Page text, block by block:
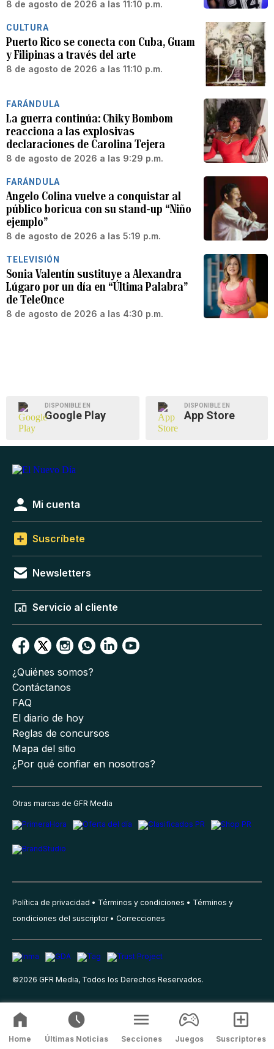
8 de agosto de 2026 a las 11:10 p.m.
CULTURA
Puerto Rico se conecta con Cuba, Guam
y Filipinas a través del arte
8 de agosto de 2026 a las 11:10 p.m.
FARÁNDULA
La guerra continúa: Chiky Bombom
reacciona a las explosivas
declaraciones de Carolina Tejera
8 de agosto de 2026 a las 9:29 p.m.
FARÁNDULA
Angelo Colina vuelve a conquistar al
público boricua con su stand-up “Niño
ejemplo”
8 de agosto de 2026 a las 5:19 p.m.
TELEVISIÓN
Sonia Valentín sustituye a Alexandra
Lúgaro por un día en “Última Palabra”
de TeleOnce
8 de agosto de 2026 a las 4:30 p.m.
DISPONIBLE EN
Google Play
DISPONIBLE EN
App Store
Mi cuenta
Suscríbete
Newsletters
Servicio al cliente
¿Quiénes somos?
Contáctanos
FAQ
El diario de hoy
Reglas de concursos
Mapa del sitio
¿Por qué confiar en nosotros?
Otras marcas de GFR Media
Política de privacidad Términos y condiciones
Términos y
condiciones del suscriptor
Correcciones
©2026 GFR Media, Todos los Derechos Reservados.
Home Últimas Noticias Secciones Juegos Suscriptores